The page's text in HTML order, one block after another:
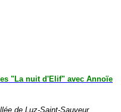
"La nuit d'Elif" avec Annoïe
de Luz-Saint-Sauveur